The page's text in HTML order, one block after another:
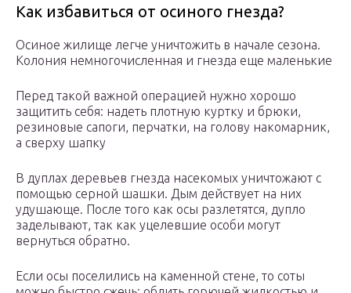
Как избавиться от осиного гнезда?
Осиное жилище легче уничтожить в начале сезона.
Колония немногочисленная и гнезда еще маленькие
Перед такой важной операцией нужно хорошо
защитить себя: надеть плотную куртку и брюки,
резиновые сапоги, перчатки, на голову накомарник,
а сверху шапку
В дуплах деревьев гнезда насекомых уничтожают с
помощью серной шашки. Дым действует на них
удушающе. После того как осы разлетятся, дупло
заделывают, так как уцелевшие особи могут
вернуться обратно.
Если осы поселились на каменной стене, то соты